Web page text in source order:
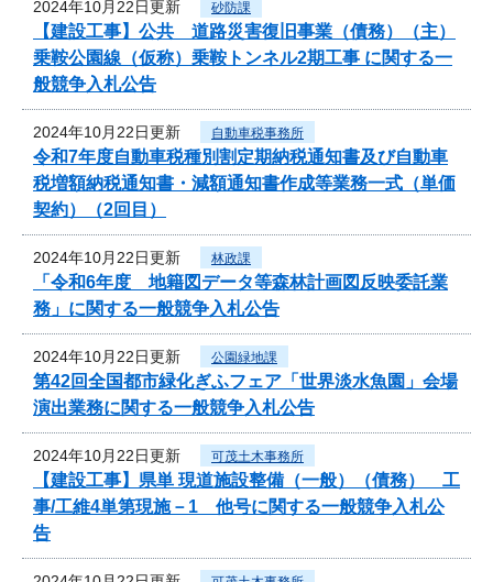
2024年10月22日更新 砂防課
【建設工事】公共 道路災害復旧事業（債務）（主）
乗鞍公園線（仮称）乗鞍トンネル2期工事 に関する一
般競争入札公告
2024年10月22日更新 自動車税事務所
令和7年度自動車税種別割定期納税通知書及び自動車
税増額納税通知書・減額通知書作成等業務一式（単価
契約）（2回目）
2024年10月22日更新 林政課
「令和6年度 地籍図データ等森林計画図反映委託業
務」に関する一般競争入札公告
2024年10月22日更新 公園緑地課
第42回全国都市緑化ぎふフェア「世界淡水魚園」会場
演出業務に関する一般競争入札公告
2024年10月22日更新 可茂土木事務所
【建設工事】県単 現道施設整備（一般）（債務） 工
事/工維4単第現施－1 他号に関する一般競争入札公
告